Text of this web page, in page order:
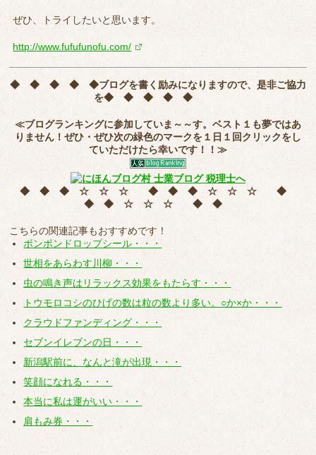
ぜひ、トライしたいと思います。
http://www.fufufunofu.com/
◆ ◆ ◆ ◆ ◆ブログを書く励みになりますので、是非ご協力
を◆ ◆ ◆ ◆ ◆
≪ブログランキングに参加していま～～す。ベスト１も夢ではあ
りません！ぜひ・ぜひ次の緑色のマークを１日１回クリックをし
ていただけたら幸いです！！≫
◆ ◆ ◆ ☆ ☆ ☆ ◆ ◆ ◆ ☆ ☆ ☆ ◆
◆ ◆ ☆ ☆ ☆ ◆ ◆
こちらの関連記事もおすすめです！
ボンボンドロップシール・・・
世相をあらわす川柳・・・
虫の鳴き声はリラックス効果をもたらす・・・
トウモロコシのひげの数は粒の数より多い。○か×か・・・
クラウドファンディング・・・
セブンイレブンの日・・・
新潟駅前に、なんと滝が出現・・・
笑顔になれる・・・
本当に私は運がいい・・・
肩もみ券・・・